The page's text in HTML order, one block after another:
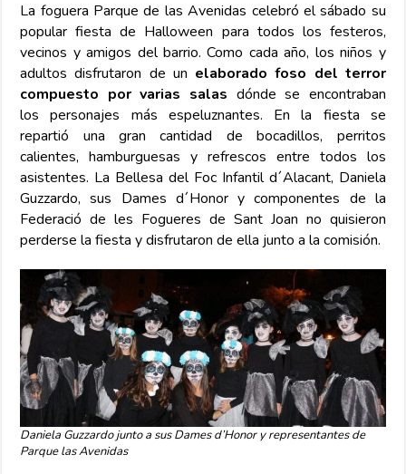
La foguera Parque de las Avenidas celebró el sábado su
popular fiesta de Halloween para todos los festeros,
vecinos y amigos del barrio. Como cada año, los niños y
adultos disfrutaron de un elaborado foso del terror
compuesto por varias salas dónde se encontraban
los personajes más espeluznantes. En la fiesta se
repartió una gran cantidad de bocadillos, perritos
calientes, hamburguesas y refrescos entre todos los
asistentes. La Bellesa del Foc Infantil d´Alacant, Daniela
Guzzardo, sus Dames d´Honor y componentes de la
Federació de les Fogueres de Sant Joan no quisieron
perderse la fiesta y disfrutaron de ella junto a la comisión.
Daniela Guzzardo junto a sus Dames d’Honor y representantes de
Parque las Avenidas